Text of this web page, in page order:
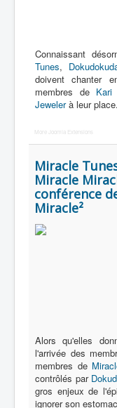
Connaissant
Tunes,
doivent chanter
membres de Kari
Jewelerà leur place.
More Joomla Extensions
Miracle
Miracle
conférence
Miracle²
Alors qu'elles
l'arrivée des
membres de
contrôlés par
gros enjeux de
ignorer son